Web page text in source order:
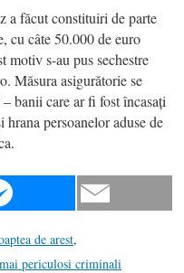
a făcut constituiri de parte
cu câte 50.000 de euro
motiv s-au pus sechestre
Măsura asigurătorie se
banii care ar fi fost încasați
persoanelor aduse de
de arest,
periculosi criminali